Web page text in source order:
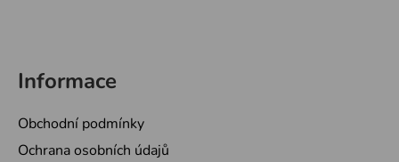
Informace
Obchodní podmínky
Ochrana osobních údajů